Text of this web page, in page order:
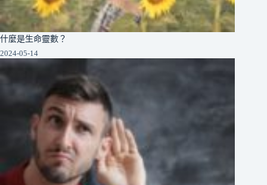
什麼是生命靈數？
2024-05-14